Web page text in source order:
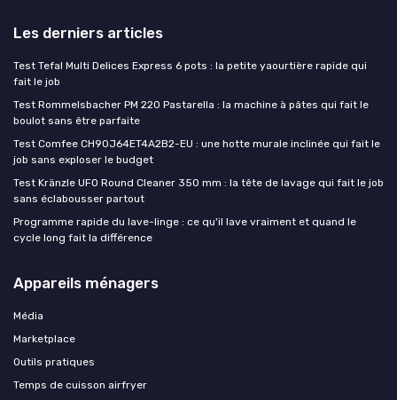
Les derniers articles
Test Tefal Multi Delices Express 6 pots : la petite yaourtière rapide qui
fait le job
Test Rommelsbacher PM 220 Pastarella : la machine à pâtes qui fait le
boulot sans être parfaite
Test Comfee CH90J64ET4A2B2-EU : une hotte murale inclinée qui fait le
job sans exploser le budget
Test Kränzle UFO Round Cleaner 350 mm : la tête de lavage qui fait le job
sans éclabousser partout
Programme rapide du lave-linge : ce qu'il lave vraiment et quand le
cycle long fait la différence
Appareils ménagers
Média
Marketplace
Outils pratiques
Temps de cuisson airfryer